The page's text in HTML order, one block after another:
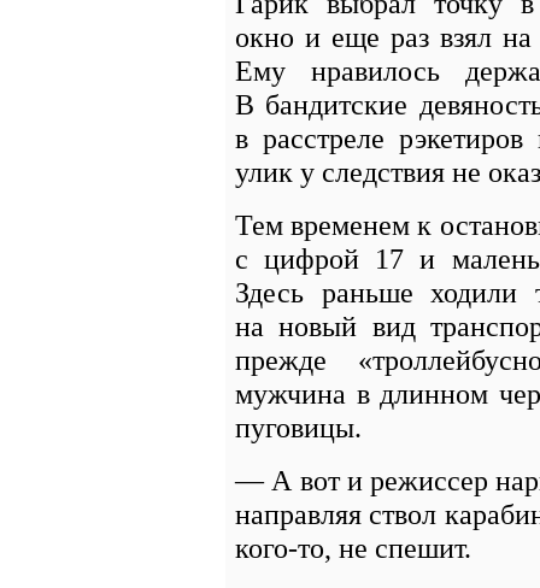
окно и еще раз взял
Ему нравилось
В бандитские
в расстреле
улик у следствия не
Тем временем к
с цифрой 17 и
Здесь раньше ходили
на новый вид
прежде
мужчина в длинном
пуговицы.
— А вот и режиссер
направляя ствол
кого-то, не спешит.